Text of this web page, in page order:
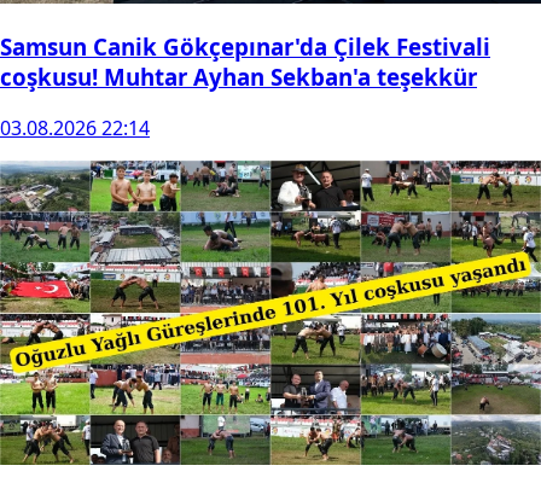
Samsun Canik Gökçepınar'da Çilek Festivali
coşkusu! Muhtar Ayhan Sekban'a teşekkür
03.08.2026 22:14